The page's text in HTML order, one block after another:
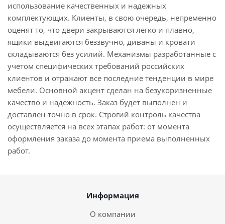
использование качественных и надежных
комплектующих. Клиенты, в свою очередь, непременно
оценят то, что двери закрываются легко и плавно,
ящики выдвигаются беззвучно, диваны и кровати
складываются без усилий. Механизмы разработанные с
учетом специфических требований российских
клиентов и отражают все последние тенденции в мире
мебели. Основной акцент сделан на безукоризненные
качество и надежность. Заказ будет выполнен и
доставлен точно в срок. Строгий контроль качества
осуществляется на всех этапах работ: от момента
оформления заказа до момента приема выполненных
работ.
Информация
О компании